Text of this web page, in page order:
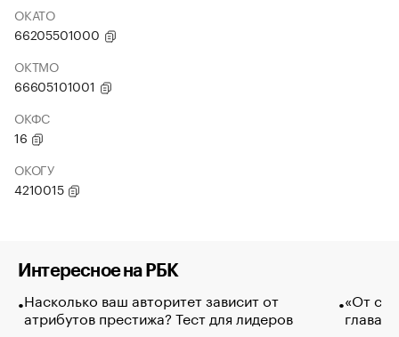
ОКАТО
66205501000
ОКТМО
66605101001
ОКФС
16
ОКОГУ
4210015
Интересное на РБК
Насколько ваш авторитет зависит от
атрибутов престижа? Тест для лидеров
«От
глава